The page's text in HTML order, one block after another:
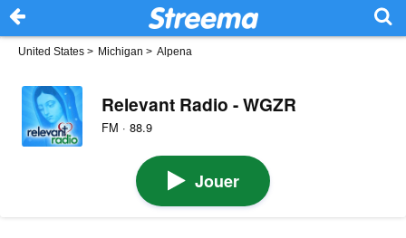
United States > Michigan > Alpena
Relevant Radio - WGZR
FM · 88.9
Jouer